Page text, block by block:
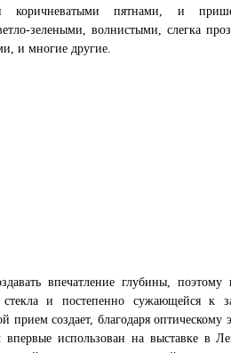
коричневатыми пятнами, и
зелеными, волнистыми, слегка
и многие другие.
впечатление глубины, поэтому
и постепенно сужающейся к
прием создает, благодаря
использован на выставке в